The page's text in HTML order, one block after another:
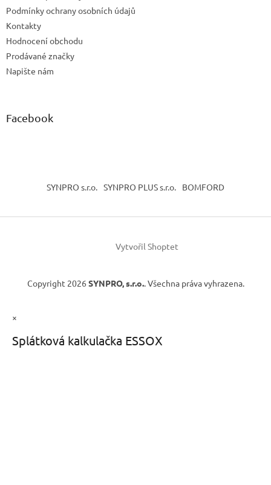
Podmínky ochrany osobních údajů
Kontakty
Hodnocení obchodu
Prodávané značky
Napište nám
Facebook
SYNPRO s.r.o. SYNPRO PLUS s.r.o. BOMFORD
Vytvořil Shoptet
Copyright 2026 SYNPRO, s.r.o.. Všechna práva vyhrazena.
×
Splátková kalkulačka ESSOX